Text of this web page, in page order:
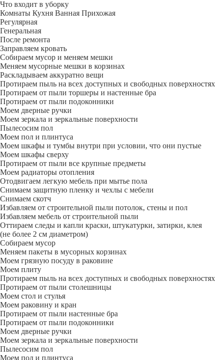
Что входит в уборку
Регу­лярная
Гене­ральная
После ремонта
Заправляем кровать
Собираем мусор и меняем мешки
Меняем мусорные мешки в корзинах
Раскладываем аккуратно вещи
Протираем пыль на всех доступных и свободных поверхностях
Протираем от пыли торшеры и настенные бра
Протираем от пыли подоконники
Моем дверные ручки
Моем зеркала и зеркальные поверхности
Пылесосим пол
Моем пол и плинтуса
Моем шкафы и тумбы внутри при условии, что они пустые
Моем шкафы сверху
Протираем от пыли все крупные предметы
Моем радиаторы отопления
Отодвигаем легкую мебель при мытье пола
Снимаем защитную пленку и чехлы с мебели
Снимаем скотч
Избавляем от строительной пыли потолок, стены и пол
Избавляем мебель от строительной пыли
Оттираем следы и капли краски, штукатурки, затирки, клея
(не более 2 см диаметром)
Собираем мусор
Меняем пакеты в мусорных корзинах
Моем грязную посуду в раковине
Моем плиту
Протираем пыль на всех доступных и свободных поверхностях
Протираем от пыли столешницы
Моем стол и стулья
Моем раковину и кран
Протираем от пыли настенные бра
Протираем от пыли подоконники
Моем дверные ручки
Моем зеркала и зеркальные поверхности
Пылесосим пол
Моем пол и плинтуса